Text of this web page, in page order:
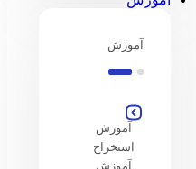
آموزش
آموزش
استخراج
آموزش